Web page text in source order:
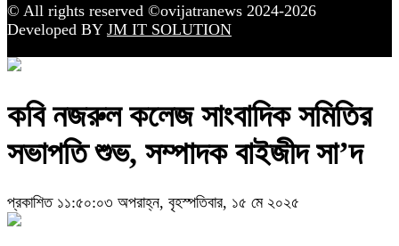
© All rights reserved ©ovijatranews 2024-2026
Developed BY JM IT SOLUTION
কবি নজরুল কলেজ সাংবাদিক সমিতির
সভাপতি শুভ, সম্পাদক বাইজীদ সা’দ
প্রকাশিত ১১:৫০:০৩ অপরাহ্ন, বৃহস্পতিবার, ১৫ মে ২০২৫